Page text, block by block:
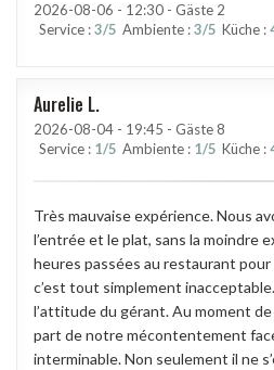
2026-08-06 - 12:30 - Gäste 2
Service :3/5 Ambiente :3/5 Küche :
Aurelie L
2026-08-04 - 19:45 - Gäste 8
Service : 1/5 Ambiente : 1/5 Küche :
Très mauvaise expérience. Nous
l’entrée et le plat, sans la moindre
heures passées au restaurant
c’est tout simplement
l’attitude du gérant. Au moment
part de notre mécontentement
interminable. Non seulement il ne